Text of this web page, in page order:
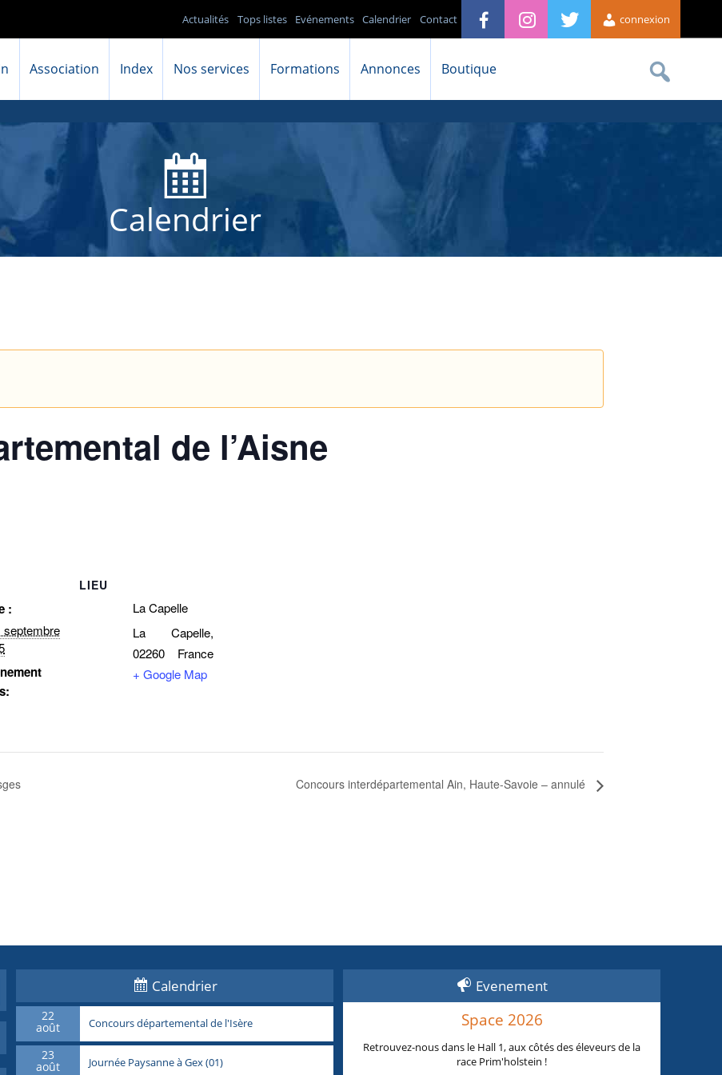
connexion
Contact
Calendrier
Evénements
Tops listes
Actualités
Association Index Nos services Formations Annonces Boutique
Calendrier
de l’Aisne
:
LIEU
La Capelle
La Capelle,
02260
France
+ Google Map
Concours interdépartemental Ain, Haute-Savoie – annulé
Calendrier
22
août Concours départemental de l'Isère
23
août Journée Paysanne à Gex (01)
Evenement
Space 2026
Retrouvez-nous dans le Hall 1, aux côtés des éleveurs de la
race Prim'holstein !